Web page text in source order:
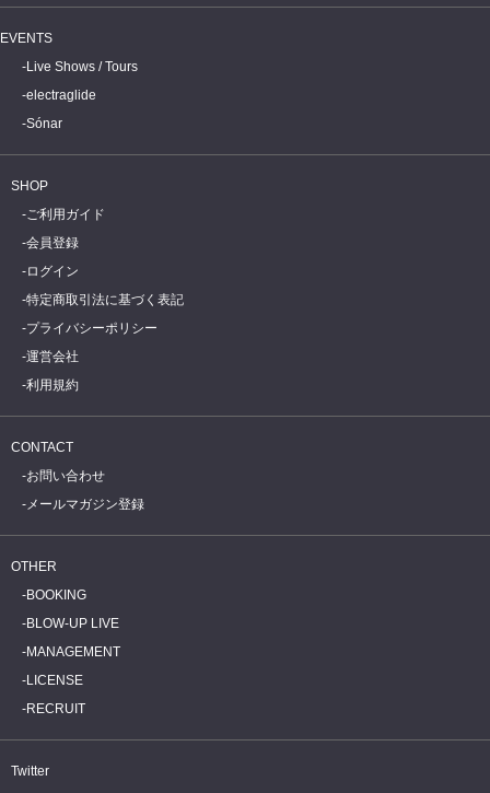
EVENTS
Live Shows / Tours
electraglide
Sónar
SHOP
ご利用ガイド
会員登録
ログイン
特定商取引法に基づく表記
プライバシーポリシー
運営会社
利用規約
CONTACT
お問い合わせ
メールマガジン登録
OTHER
BOOKING
BLOW-UP LIVE
MANAGEMENT
LICENSE
RECRUIT
Twitter